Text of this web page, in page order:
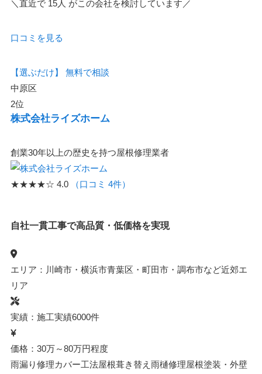
＼直近で 15人 がこの会社を検討しています／
口コミを見る
【選ぶだけ】
無料で相談
中原区
2位
株式会社ライズホーム
創業30年以上の歴史を持つ屋根修理業者
★★★★☆ 4.0 （口コミ 4件）
自社一貫工事で高品質・低価格を実現
エリア：川崎市・横浜市青葉区・町田市・調布市など近郊エ
リア
実績：施工実績6000件
価格：30万～80万円程度
雨漏り修理カバー工法屋根葺き替え 雨樋修理屋根塗装・外壁